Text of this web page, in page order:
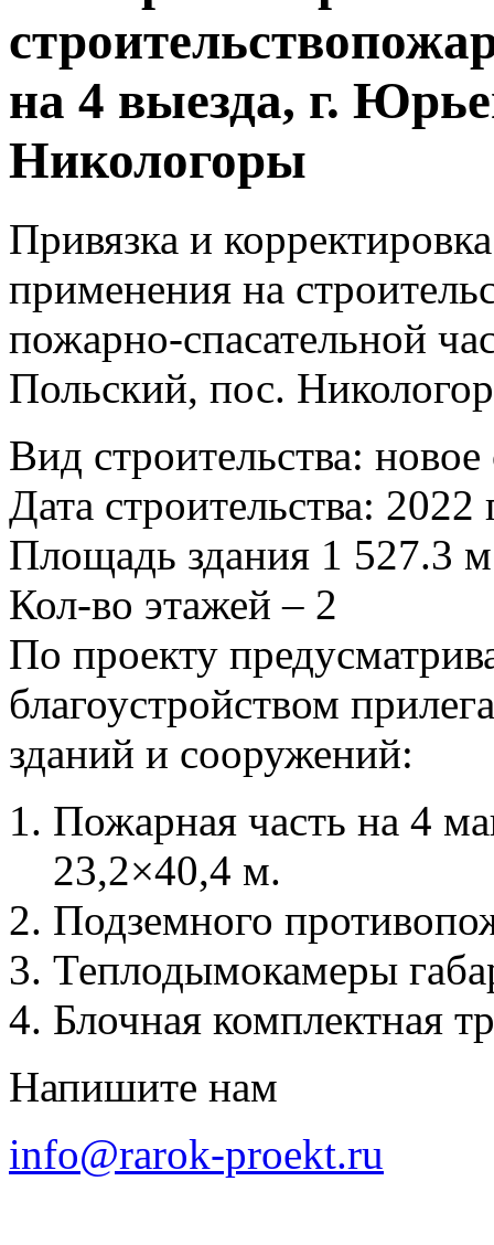
на 4 выезда, г.
Никологоры
Привязка и
применения на
пожарно-спасательной
Польский, пос.
Вид строительства: новое
Дата строительства: 2022
Площадь здания 1 527.3
Кол-во этажей – 2
По проекту
благоустройством
зданий и сооружений:
Пожарная часть на 4
23,2×40,4 м.
Подземного
Теплодымокамеры
Блочная комплектная
Напишите нам
info@rarok-proekt.ru